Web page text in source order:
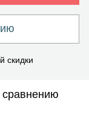
скидки
сравнению